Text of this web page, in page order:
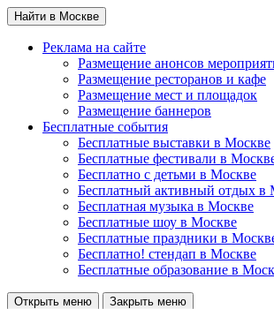
Найти в Москве
Реклама на сайте
Размещение анонсов
Размещение ресторанов и кафе
Размещение мест и площадок
Размещение баннеров
Бесплатные события
Бесплатные выставки в Москве
Бесплатные фестивали в
Бесплатно с детьми в Москве
Бесплатный активный отдых в
Бесплатная музыка в Москве
Бесплатные шоу в Москве
Бесплатные праздники в
Бесплатно! стендап в Москве
Бесплатные образование в
Открыть меню Закрыть меню